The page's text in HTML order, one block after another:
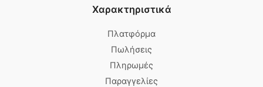
Χαρακτηριστικά
Πλατφόρμα
Πωλήσεις
Πληρωμές
Παραγγελίες